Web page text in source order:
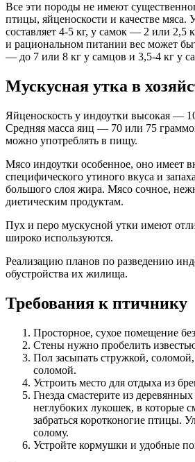
Все эти породы не имеют
птицы, яйценоскости и качестве мяса.
составляет 4-5 кг, у самок — 2 или 2,5
и рациональном питании вес может
— до 7 или 8 кг у самцов и 3,5-4 кг у
Мускусная утка в
Яйценоскость у индоутки высокая —
Средняя масса яиц — 70 или 75
можно употреблять в пищу.
Мясо индоутки особенное, оно имеет
специфического утиного вкуса и
большого слоя жира. Мясо сочное,
диетическим продуктам.
Пух и перо мускусной утки имеют
широко используются.
Реализацию планов по разведению
обустройства их жилища.
Требования к птичнику
Просторное, сухое помещение
Стены нужно пробелить
Пол засыпать стружкой,
соломой.
Устроить место для отдыха из
Гнезда смастерите из
неглубоких лукошек, в которые
забраться коротконогие птицы.
солому.
Устройте кормушки и удобные